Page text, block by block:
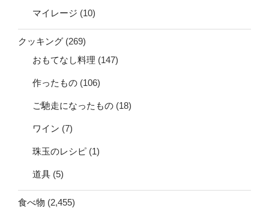
マイレージ (10)
クッキング (269)
おもてなし料理 (147)
作ったもの (106)
ご馳走になったもの (18)
ワイン (7)
珠玉のレシピ (1)
道具 (5)
食べ物 (2,455)